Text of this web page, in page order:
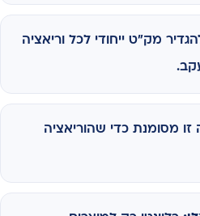
מק"ט ייחודי לכל וריאציה
זו מסומנת כדי שהוריאציה